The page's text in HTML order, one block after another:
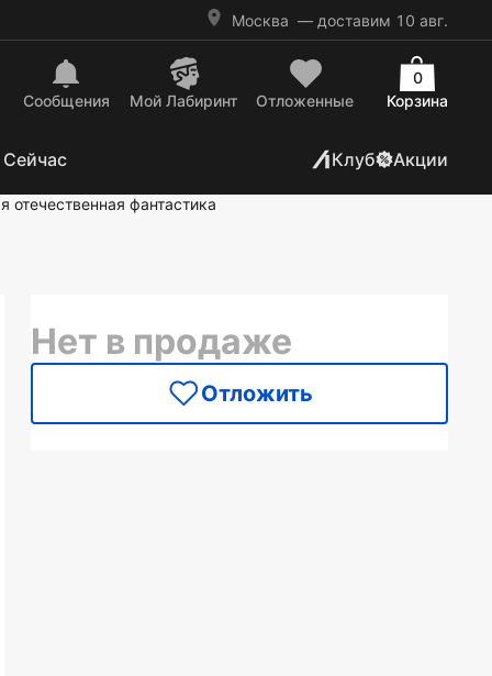
Москва — доставим 10 авг.
Сообщения Mой Лабиринт Отложенные Корзина
0
Клуб Акции
отечественная фантастика
Нет в продаже
Отложить